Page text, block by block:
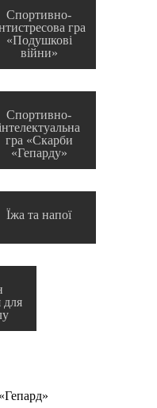
Спортивно-
гра
«Подушкові
війни»
Спортивно-
гра «Скарби
«Гепарду»
Їжа та напої
для